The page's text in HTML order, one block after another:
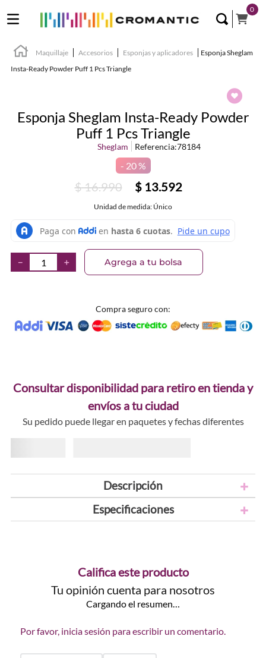
0
Maquillaje Accesorios Esponjas y aplicadores
Esponja Sheglam
Insta-Ready Powder Puff 1 Pcs Triangle
Esponja Sheglam Insta-Ready Powder
Puff 1 Pcs Triangle
Sheglam Referencia:78184
20 %
$16.990 $ 13.592
Unidad de medida: Único
＋
－ Agrega a tu bolsa
Compra seguro con:
Consultar disponibilidad para retiro en tienda y
envíos a tu ciudad
Su pedido puede llegar en paquetes y fechas diferentes
Descripción
Especificaciones
Califica este producto
Tu opinión cuenta para nosotros
Cargando el resumen…
Por favor, inicia sesión para escribir un comentario.